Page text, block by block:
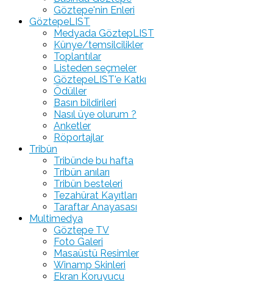
Göztepe'nin Enleri
GöztepeLIST
Medyada GöztepLIST
Künye/temsilcilikler
Toplantılar
Listeden seçmeler
GöztepeLIST'e Katkı
Ödüller
Basın bildirileri
Nasıl üye olurum ?
Anketler
Röportajlar
Tribün
Tribünde bu hafta
Tribün anıları
Tribün besteleri
Tezahürat Kayıtları
Taraftar Anayasası
Multimedya
Göztepe TV
Foto Galeri
Masaüstü Resimler
Winamp Skinleri
Ekran Koruyucu